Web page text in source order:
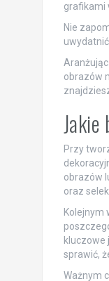
grafikami
Nie
obrazów
Przy
obrazów
oraz
Kolejnym
kluczowe
sprawić,
Ważnym